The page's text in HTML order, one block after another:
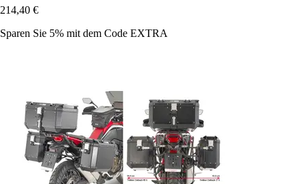
214,40 €
Sparen Sie 5% mit dem Code EXTRA